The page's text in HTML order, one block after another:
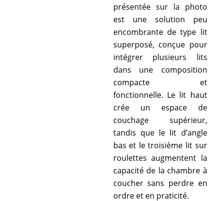
présentée sur la photo
est une solution peu
encombrante de type lit
superposé, conçue pour
intégrer plusieurs lits
dans une composition
compacte et
fonctionnelle. Le lit haut
crée un espace de
couchage supérieur,
tandis que le lit d’angle
bas et le troisième lit sur
roulettes augmentent la
capacité de la chambre à
coucher sans perdre en
ordre et en praticité.